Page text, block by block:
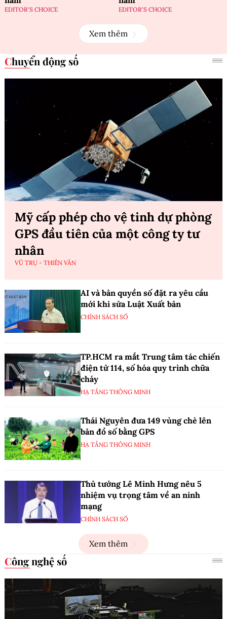
EDITOR'S CHOICE EDITOR'S CHOICE
Xem thêm
Chuyển động số
Mỹ cấp phép cho vệ tinh dự phòng
GPS đầu tiên của một công ty tư
nhân
VŨ TRỤ - THIÊN VĂN
AI và bản quyền số đặt ra yêu cầu
mới khi sửa Luật Xuất bản
CHÍNH SÁCH SỐ
TP.HCM ra mắt Trung tâm tác chiến
điện tử 114, số hóa quy trình chữa
cháy
HẠ TẦNG THÔNG MINH
Thái Nguyên đưa 149 vùng chè lên
bản đồ số bằng GPS
HẠ TẦNG THÔNG MINH
Thủ tướng Lê Minh Hưng nêu 5
nhiệm vụ trọng tâm về an ninh
mạng
CHÍNH SÁCH SỐ
Xem thêm
Công nghệ số